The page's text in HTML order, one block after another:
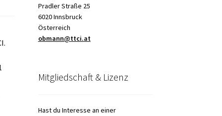
Pradler Straße 25
6020 Innsbruck
Österreich
obmann@ttci.at
Mitgliedschaft & Lizenz
Hast du Interesse an einer